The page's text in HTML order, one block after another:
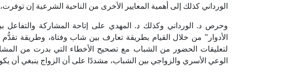
الورداني كذلك إلى أهمية المعايير الأخرى من الناحية الشرعية إن
وحرص د. الورداني وكذلك د. المهدي على إتاحة المشاركة
الأدوار" من خلال القيام بطريقة تعارف بين شاب وفتاة، وطريقة تقدُّم
لتعليقات الحضور من الشباب مع تصحيح الأخطاء التي بدرت من
الوعي الأسري والزواجي بين الشباب، مشددًا على أن الزواج ينبغي